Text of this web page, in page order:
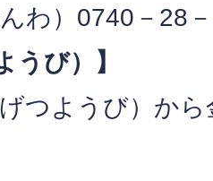
わ）0740－28
うび）】
つようび）か